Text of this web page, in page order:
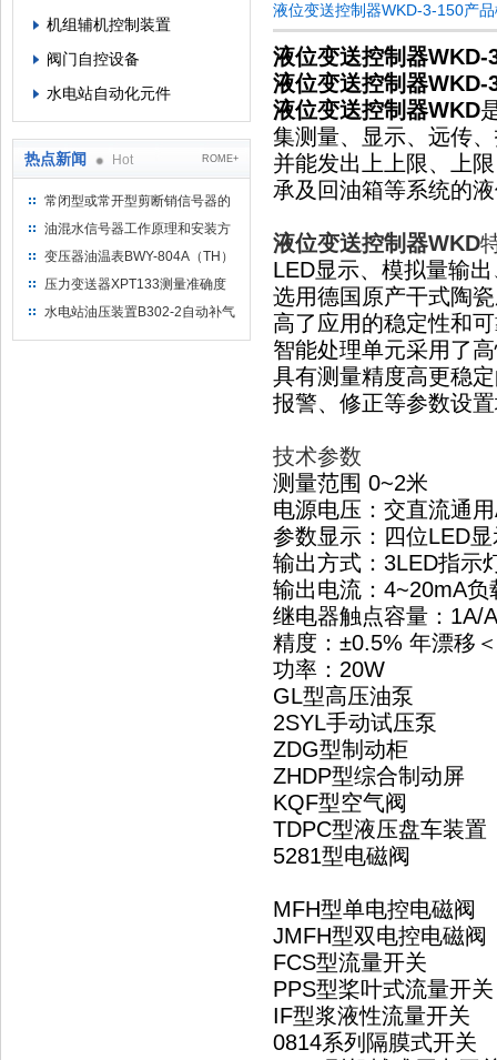
机组辅机控制装置
阀门自控设备
水电站自动化元件
热点新闻 Hot ROME+
常闭型或常开型剪断销信号器的
工作原理
油混水信号器工作原理和安装方
式
变压器油温表BWY-804A（TH）
测量范围
压力变送器XPT133测量准确度
不高是什么原因导致的？
水电站油压装置B302-2自动补气
液位变送控制器WKD-3-150产
液位变送控制器WKD-
液位变送控制器WKD-
液位变送控制器WKD
集测量、显示、远传
并能发出上上限、上
承及回油箱等系统的
液位变送控制器WKD
LED显示、模拟量输
选用德国原产干式陶
高了应用的稳定性和
智能处理单元采用了
具有测量精度高更稳
报警、修正等参数设
技术参数
测量范围 0~2米
电源电压：交直流通
参数显示：四位LED
输出方式：3LED指示
输出电流：4~20mA负
继电器触点容量：1A/
精度：±0.5% 年漂移
功率：20W
GL型高压油泵
2SYL手动试压泵
ZDG型制动柜
ZHDP型综合制动屏
KQF型空气阀
TDPC型液压盘车装置
5281型电磁阀
MFH型单电控电磁阀
JMFH型双电控电磁阀
FCS型流量开关
PPS型桨叶式流量开关
IF型浆液性流量开关
0814系列隔膜式开关